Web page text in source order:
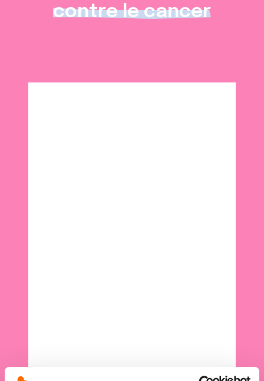
contre le cancer